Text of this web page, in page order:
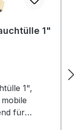
1"
1",
für